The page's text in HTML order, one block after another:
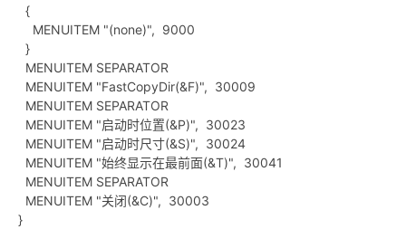
{
MENUITEM "(none)", 9000
}
MENUITEM SEPARATOR
MENUITEM "FastCopyDir(&F)", 30009
MENUITEM SEPARATOR
MENUITEM "启动时位置(&P)", 30023
MENUITEM "启动时尺寸(&S)", 30024
MENUITEM "始终显示在最前面(&T)", 30041
MENUITEM SEPARATOR
MENUITEM "关闭(&C)", 30003
}